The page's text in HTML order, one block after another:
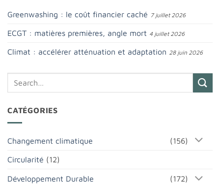
Greenwashing : le coût financier caché 7 juillet 2026
ECGT : matières premières, angle mort 4 juillet 2026
Climat : accélérer atténuation et adaptation 28 juin 2026
CATÉGORIES
Changement climatique (156)
Circularité (12)
Développement Durable (172)